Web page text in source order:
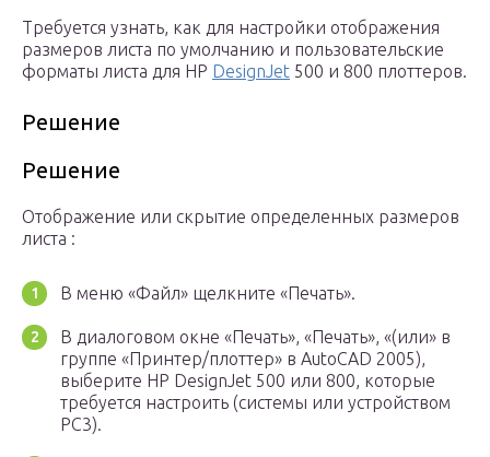
Требуется узнать, как для настройки отображения
размеров листа по умолчанию и пользовательские
форматы листа для HP DesignJet 500 и 800 плоттеров.
Решение
Решение
Отображение или скрытие определенных размеров
листа :
В меню «Файл» щелкните «Печать».
В диалоговом окне «Печать», «Печать», «(или» в
группе «Принтер/плоттер» в AutoCAD 2005),
выберите HP DesignJet 500 или 800, которые
требуется настроить (системы или устройством
PC3).